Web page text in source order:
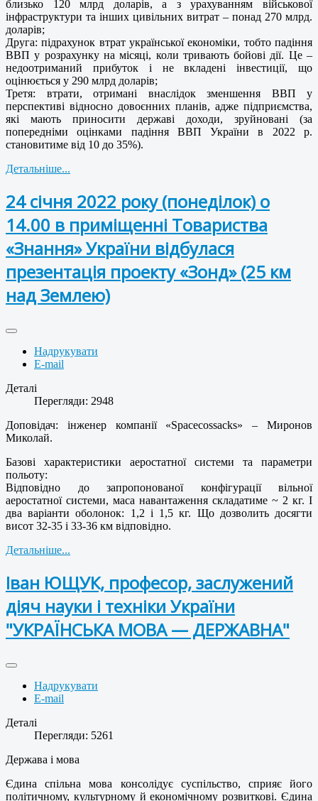
близько 120 млрд доларів, а з урахуванням військової
інфраструктури та інших цивільних витрат – понад 270 млрд.
доларів;
Друга: підрахунок втрат української економіки, тобто падіння
ВВП у розрахунку на місяці, коли тривають бойові дії. Це –
недоотриманий прибуток і не вкладені інвестиції, що
оцінюється у 290 млрд доларів;
Третя: втрати, отримані внаслідок зменшення ВВП у
перспективі відносно довоєнних планів, адже підприємства,
які мають приносити державі доходи, зруйновані (за
попередніми оцінками падіння ВВП України в 2022 р.
становитиме від 10 до 35%).
Детальніше...
24 січня 2022 року (понеділок) о
14.00 в приміщенні Товариства
«Знання» України відбулася
презентація проекту «Зонд» (25 км
над Землею)
Надрукувати
E-mail
Деталі
Перегляди: 2948
Доповідач: інженер компанії «Spacecossacks» – Миронов
Миколай.
Базові характеристики аеростатної системи та параметри
польоту:
Відповідно до запропонованої конфігурації вільної
аеростатної системи, маса навантаження складатиме ~ 2 кг. І
два варіанти оболонок: 1,2 і 1,5 кг. Що дозволить досягти
висот 32-35 і 33-36 км відповідно.
Детальніше...
Іван ЮЩУК, професор, заслужений
діяч науки і техніки України
"УКРАЇНСЬКА МОВА — ДЕРЖАВНА"
Надрукувати
E-mail
Деталі
Перегляди: 5261
Держава і мова
Єдина спільна мова консолідує суспільство, сприяє його
політичному, культурному й економічному розвиткові. Єдина